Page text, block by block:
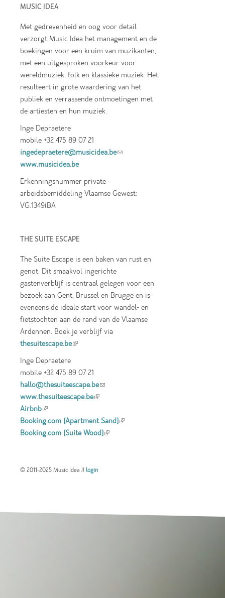
MUSIC IDEA
Met gedrevenheid en oog voor detail
verzorgt Music Idea het management en de
boekingen voor een kruim van muzikanten,
met een uitgesproken voorkeur voor
wereldmuziek, folk en klassieke muziek. Het
resulteert in grote waardering van het
publiek en verrassende ontmoetingen met
de artiesten en hun muziek.
Inge Depraetere
mobile +32 475 89 07 21
ingedepraetere@musicidea.be(link sends e-
www.musicidea.be
Erkenningsnummer private
arbeidsbemiddeling Vlaamse Gewest:
VG.1349/BA
THE SUITE ESCAPE
The Suite Escape is een baken van rust en
genot. Dit smaakvol ingerichte
gastenverblijf is centraal gelegen voor een
bezoek aan Gent, Brussel en Brugge en is
eveneens de ideale start voor wandel- en
fietstochten aan de rand van de Vlaamse
Ardennen. Boek je verblijf via
thesuitescape.be(link is external)
Inge Depraetere
mobile +32 475 89 07 21
hallo@thesuiteescape.be(link sends e-mail)
www.thesuiteescape.be(link is external)
Airbnb(link is external)
Booking.com (Apartment Sand)(link is
Booking.com (Suite Wood)(link is external)
© 2011-2025 Music Idea //login